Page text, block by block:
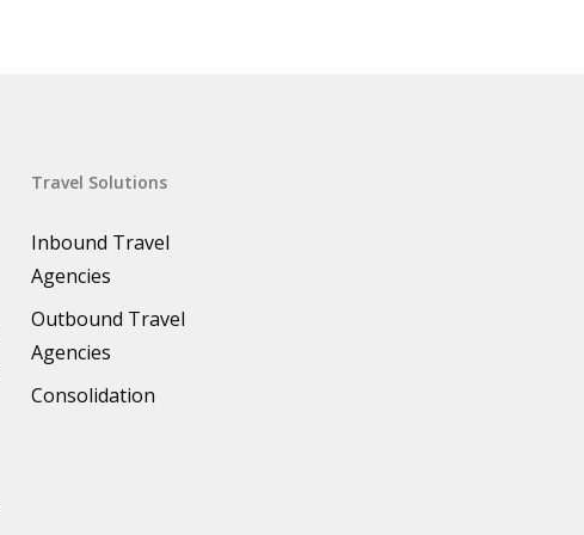
Travel Solutions
Inbound Travel
Agencies
Outbound Travel
Agencies
Consolidation